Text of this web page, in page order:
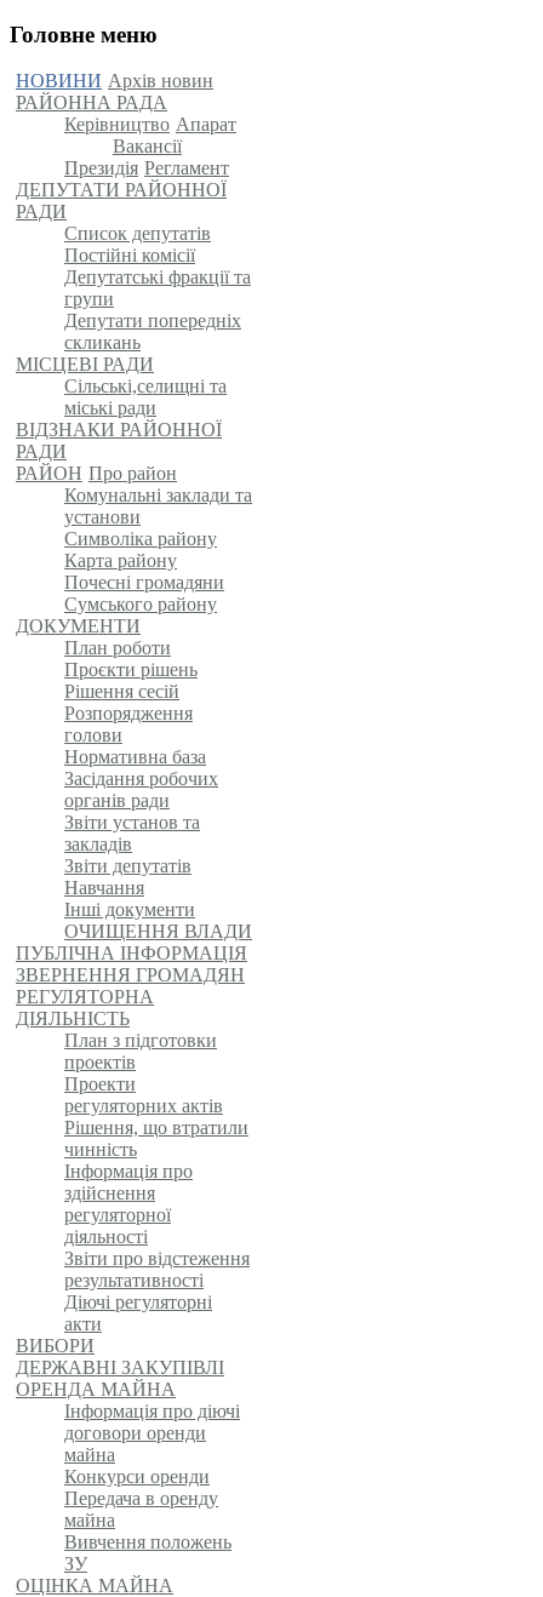
Головне меню
НОВИНИ Архів новин
РАЙОННА РАДА
Керівництво Апарат
Вакансії
Президія Регламент
ДЕПУТАТИ РАЙОННОЇ
РАДИ
Список депутатів
Постійні комісії
Депутатські фракції та
групи
Депутати попередніх
скликань
МІСЦЕВІ РАДИ
Сільські,селищні та
міські ради
ВІДЗНАКИ РАЙОННОЇ
РАДИ
РАЙОН Про район
Комунальні заклади та
установи
Символіка району
Карта району
Почесні громадяни
Сумського району
ДОКУМЕНТИ
План роботи
Проєкти рішень
Рішення сесій
Розпорядження
голови
Нормативна база
Засідання робочих
органів ради
Звіти установ та
закладів
Звіти депутатів
Навчання
Інші документи
ОЧИЩЕННЯ ВЛАДИ
ПУБЛІЧНА ІНФОРМАЦІЯ
ЗВЕРНЕННЯ ГРОМАДЯН
РЕГУЛЯТОРНА
ДІЯЛЬНІСТЬ
План з підготовки
проектів
Проекти
регуляторних актів
Рішення, що втратили
чинність
Інформація про
здійснення
регуляторної
діяльності
Звіти про відстеження
результативності
Діючі регуляторні
акти
ВИБОРИ
ДЕРЖАВНІ ЗАКУПІВЛІ
ОРЕНДА МАЙНА
Інформація про діючі
договори оренди
майна
Конкурси оренди
Передача в оренду
майна
Вивчення положень
ЗУ
ОЦІНКА МАЙНА